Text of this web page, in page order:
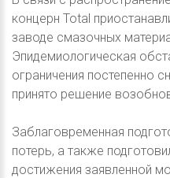
концерн Total
заводе смазочных
Эпидемиологическая
ограничения постепенно
принято решение
Заблаговременная
потерь, а также
достижения заявленной